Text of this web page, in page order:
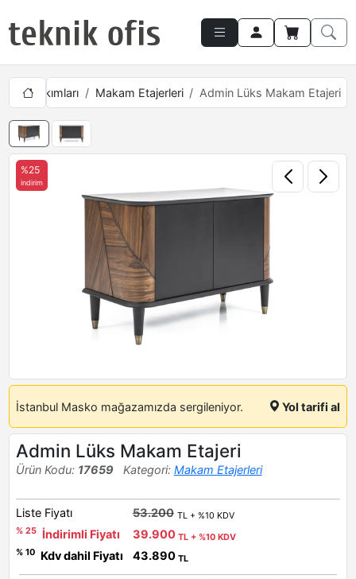
Takımları Makam Etajerleri Admin Lüks Makam Etajeri
%25
indirim
İstanbul Masko mağazamızda sergileniyor. Yol tarifi al
Admin Lüks Makam Etajeri
Ürün Kodu: 17659 Kategori: Makam Etajerleri
Liste Fiyatı 53.200 TL + %10 KDV
% 25
İndirimli Fiyatı 39.900 TL + %10 KDV
% 10
Kdv dahil Fiyatı 43.890 TL